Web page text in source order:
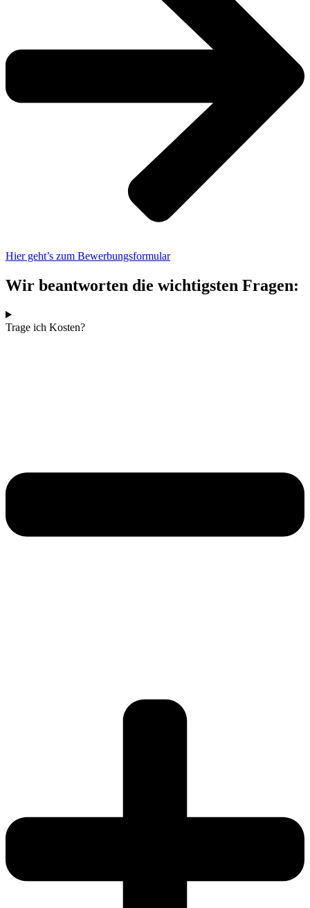
Hier geht’s zum Bewerbungsformular
Wir beantworten die wichtigsten Fragen:
Trage ich Kosten?